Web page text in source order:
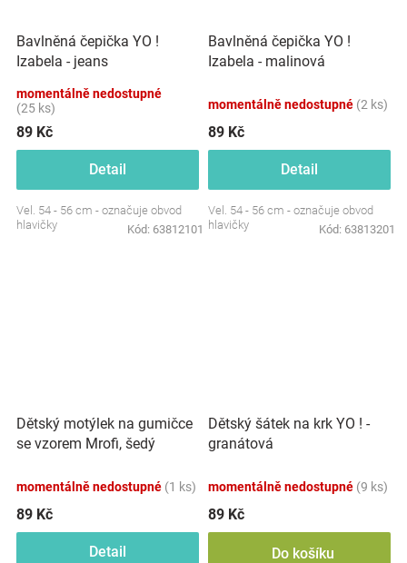
Bavlněná čepička YO !
Izabela - jeans
momentálně nedostupné
(25 ks)
89 Kč
Detail
Vel. 54 - 56 cm - označuje obvod
hlavičky
Kód: 63812101
Bavlněná čepička YO !
Izabela - malinová
momentálně nedostupné (2 ks)
89 Kč
Detail
Vel. 54 - 56 cm - označuje obvod
hlavičky
Kód: 63813201
Dětský motýlek na gumičce
se vzorem Mrofi, šedý
momentálně nedostupné (1 ks)
89 Kč
Detail
Dětský šátek na krk YO ! -
granátová
momentálně nedostupné (9 ks)
89 Kč
Do košíku